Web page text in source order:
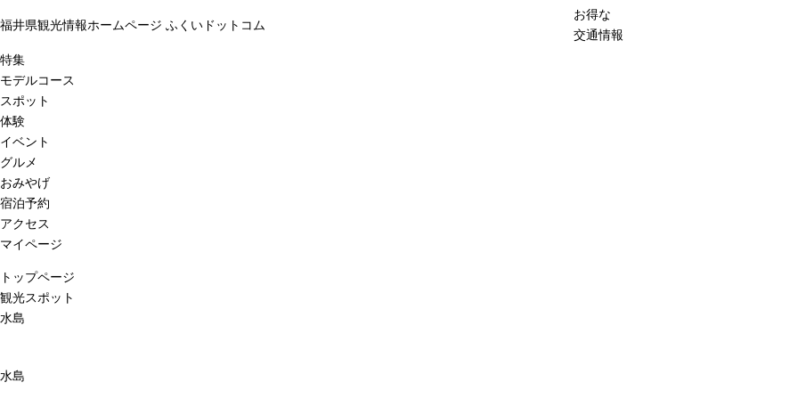
福井県観光情報ホームページ ふくいドットコム
お得な
交通情報
特集
モデルコース
スポット
体験
イベント
グルメ
おみやげ
宿泊予約
アクセス
マイページ
トップページ
観光スポット
水島
水島